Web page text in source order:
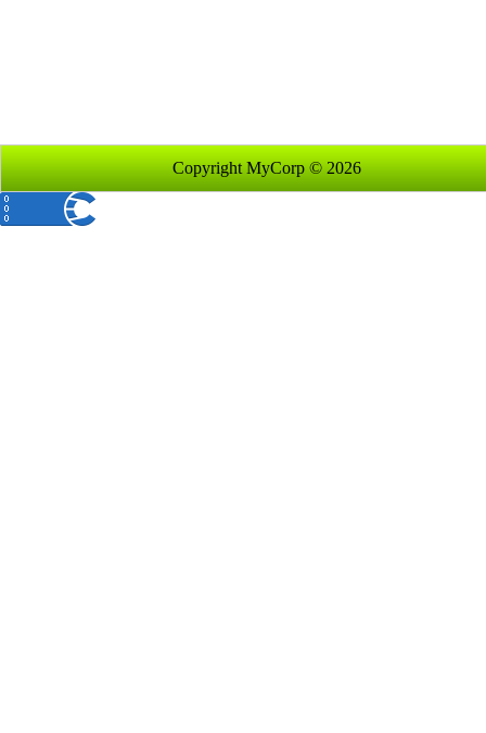
Copyright MyCorp © 2026